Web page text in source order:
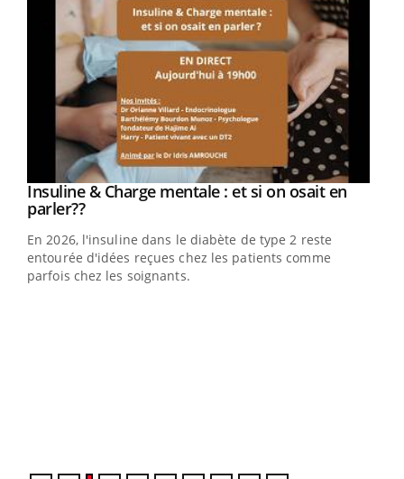
Youtube
Insuline & Charge mentale : et si on osait en
parler??Youtube
En 2026, l'insuline dans le diabète de type 2 reste
entourée d'idées reçues chez les patients comme
parfois chez les soignants.